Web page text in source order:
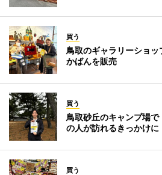
買う
鳥取のギャラリーショ
かばんを販売
買う
鳥取砂丘のキャンプ場
の人が訪れるきっかけに
買う